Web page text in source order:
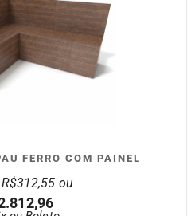
FERRO COM PAINEL
R$312,55 ou